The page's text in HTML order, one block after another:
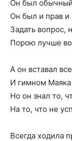
Он был
Он был и прав и
Задать вопрос,
Порою лучше во
А он вставал
И гимном
Но он знал то,
На то, что не
Всегда ходила